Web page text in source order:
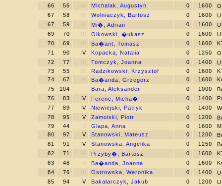
66
56 III Michalak, Augustyn 0 1600
67
58 III Wolniaczyk, Bartosz 0 1600
67
59 III Mi�, Adrian 0 1600
69
70 III Olkowski, �ukasz 0 1600
70
69 III Ba�ant, Tomasz 0 1600
71
90 IV Kopacka, Natalia 0 1250
72
77 III Tomczyk, Joanna 0 1400
73
55 III Radzikowski, Krzysztof 0 1600
74
67 III Ba�anda, Grzegorz 0 1600
75
104 Bara, Aleksander 0 1000
76
83 IV Ferenc, Micha� 0 1400
77
89 IV Niewiejski, Patryk 0 1400
78
95 V Zamolski, Piotr 0 1200
79
44 II Glapa, Anna 0 1600
80
97 V Stanowski, Mateusz 0 1200
81
91 IV Stanowska, Angelika 0 1250
82
71 III Przyby�, Bartosz 0 1600
83
46 II Ba�anda, Joanna 0 1600
84
76 III Ostrowska, Weronika 0 1400
85
94 V Bakalarczyk, Jakub 0 1200